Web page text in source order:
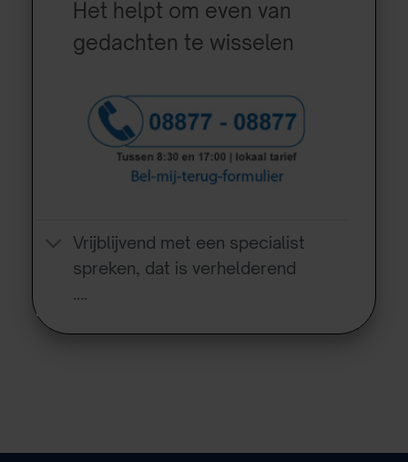
Het helpt om even van
gedachten te wisselen
Vrijblijvend met een specialist
spreken, dat is verhelderend
….